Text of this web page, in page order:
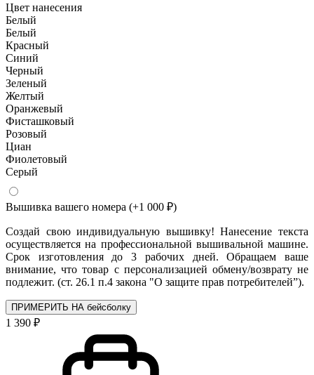
Цвет нанесения
Белый
Белый
Красный
Синий
Черный
Зеленый
Желтый
Оранжевый
Фисташковый
Розовый
Циан
Фиолетовый
Серый
Вышивка вашего номера (+1 000 ₽)
Создай свою индивидуальную вышивку! Нанесение текста
осуществляется на профессиональной вышивальной машине.
Срок изготовления до 3 рабочих дней. Обращаем ваше
внимание, что товар с персонализацией обмену/возврату не
подлежит. (ст. 26.1 п.4 закона "О защите прав потребителей”).
ПРИМЕРИТЬ НА бейсболку
1 390 ₽